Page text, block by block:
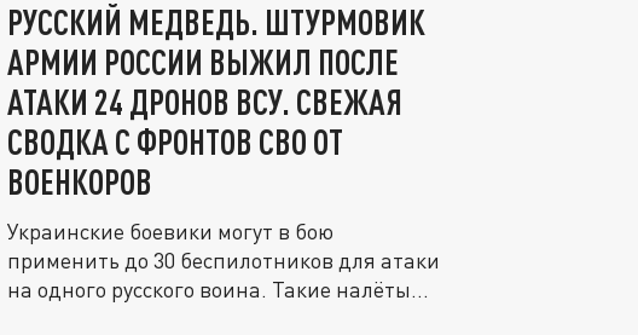
РУССКИЙ МЕДВЕДЬ. ШТУРМОВИК
АРМИИ РОССИИ ВЫЖИЛ ПОСЛЕ
АТАКИ 24 ДРОНОВ ВСУ. СВЕЖАЯ
СВОДКА С ФРОНТОВ СВО ОТ
ВОЕНКОРОВ
Украинские боевики могут в бою
применить до 30 беспилотников для атаки
на одного русского воина. Такие налёты...